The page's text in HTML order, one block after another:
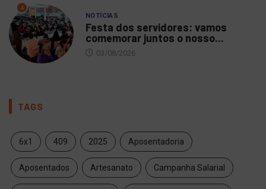
4
NOTÍCIAS
Festa dos servidores: vamos
comemorar juntos o nosso...
03/08/2026
TAGS
6x1 409 2025 Aposentadoria
Aposentados Artesanato Campanha Salarial